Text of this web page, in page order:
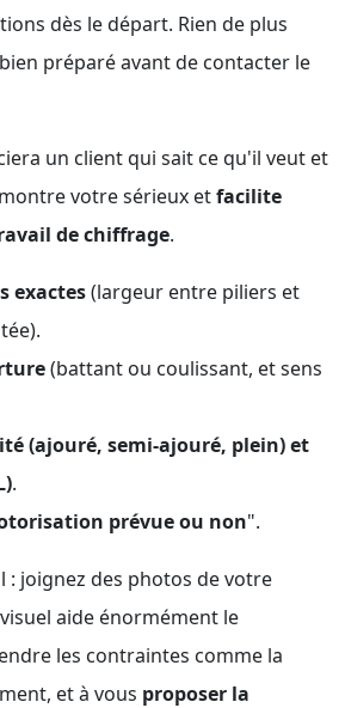
dès le départ. Rien de plus
préparé avant de contacter le
un client qui sait ce qu'il veut et
votre sérieux etfacilite
de chiffrage.
exactes(largeur entre piliers et
(battant ou coulissant, et sens
(ajouré, semi-ajouré, plein) et
.
prévue ou non".
: joignez des photos de votre
aide énormément le
les contraintes comme la
et à vous proposer la